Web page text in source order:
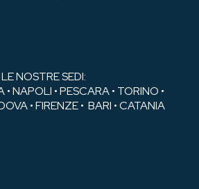
LE NOSTRE SEDI:
NAPOLI • PESCARA • TORINO •
• FIRENZE • BARI • CATANIA